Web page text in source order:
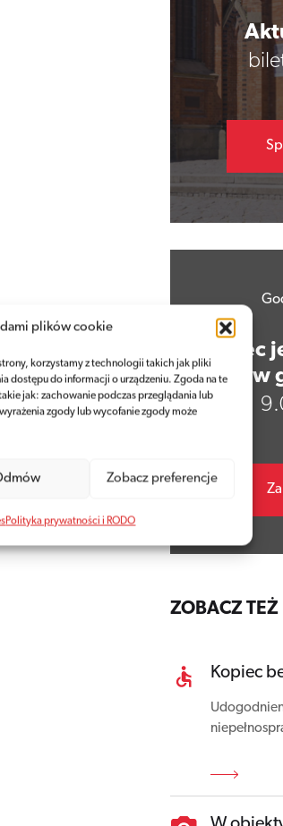
plików cookie
korzystamy z technologii takich jak pliki
dostępu do informacji o urządzeniu. Zgoda na te
jak: zachowanie podczas przeglądania lub
zgody lub wycofanie zgody może
Zobacz preferencje
Polityka prywatności i RODO
Kopiec
w
ZOBACZ TEŻ
Kopiec